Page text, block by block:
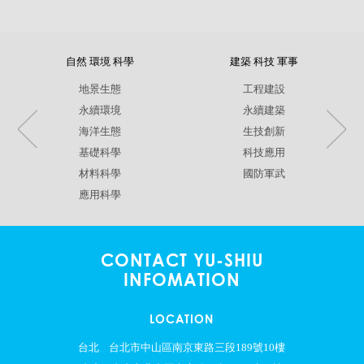
自然 環境 科學
地景生態
永續環境
海洋生態
基礎科學
材料科學
應用科學
建築 科技 軍事
工程建設
永續建築
生技創新
科技應用
國防軍武
CONTACT YU-SHIU
INFOMATION
LOCATION
台北
台北市中山區南京東路三段189號10樓